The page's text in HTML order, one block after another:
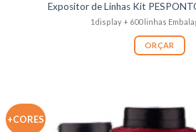
Expositor de Linhas Kit
1display + 600 linhas
ORÇAR
+CORES